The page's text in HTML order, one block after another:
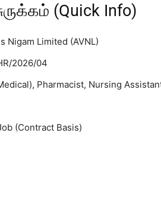
(Quick Info)
Nigam Limited (AVNL)
2026/04
Pharmacist, Nursing
(Contract Basis)